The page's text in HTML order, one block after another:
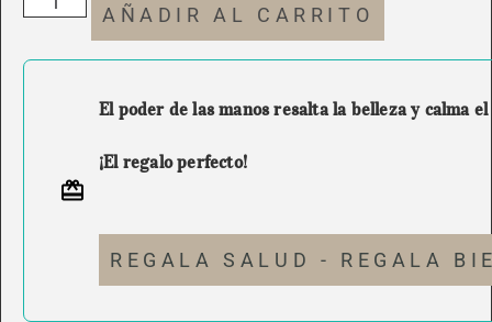
AÑADIR AL CARRITO
El poder de las manos resalta la belleza y calma el
¡El regalo perfecto!
REGALA SALUD - REGALA